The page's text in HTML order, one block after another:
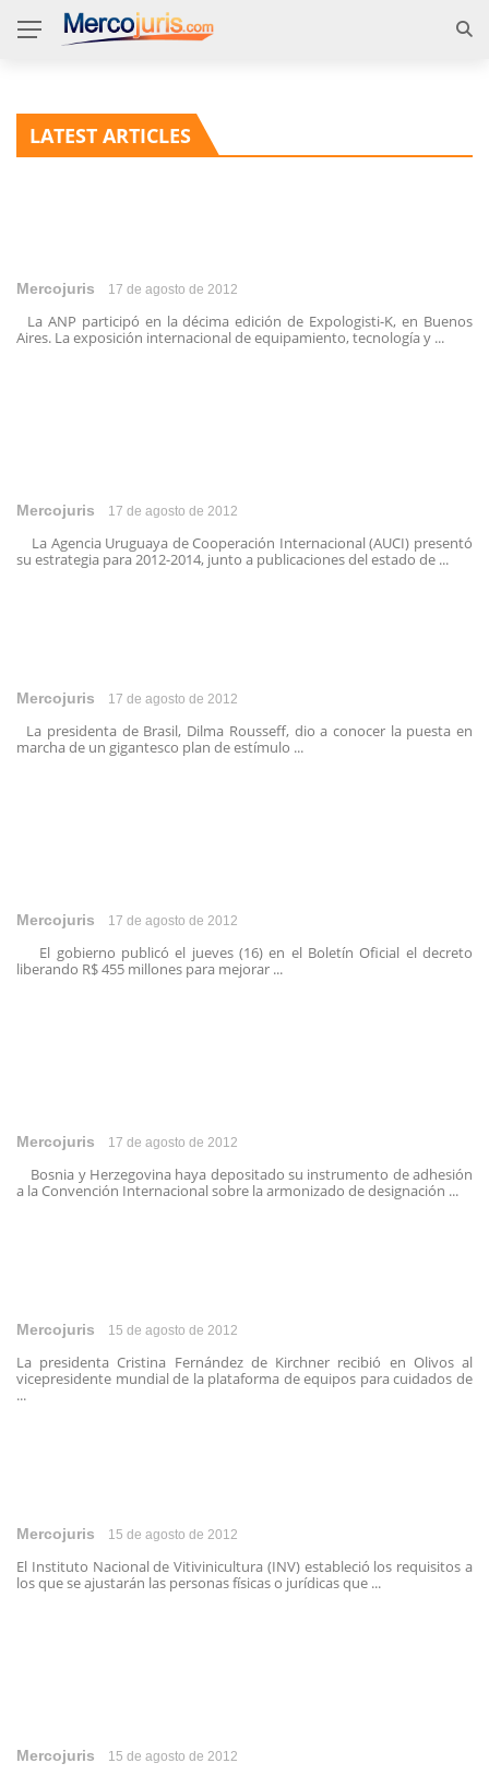
LATEST ARTICLES
Mercojuris 17 de agosto de 2012
La ANP participó en la décima edición de Expologisti-K, en Buenos
Aires. La exposición internacional de equipamiento, tecnología y ...
Mercojuris 17 de agosto de 2012
La Agencia Uruguaya de Cooperación Internacional (AUCI) presentó
su estrategia para 2012-2014, junto a publicaciones del estado de ...
Mercojuris 17 de agosto de 2012
La presidenta de Brasil, Dilma Rousseff, dio a conocer la puesta en
marcha de un gigantesco plan de estímulo ...
Mercojuris 17 de agosto de 2012
El gobierno publicó el jueves (16) en el Boletín Oficial el decreto
liberando R$ 455 millones para mejorar ...
Mercojuris 17 de agosto de 2012
Bosnia y Herzegovina haya depositado su instrumento de adhesión
a la Convención Internacional sobre la armonizado de designación ...
Mercojuris 15 de agosto de 2012
La presidenta Cristina Fernández de Kirchner recibió en Olivos al
vicepresidente mundial de la plataforma de equipos para cuidados de
...
Mercojuris 15 de agosto de 2012
El Instituto Nacional de Vitivinicultura (INV) estableció los requisitos a
los que se ajustarán las personas físicas o jurídicas que ...
Mercojuris 15 de agosto de 2012